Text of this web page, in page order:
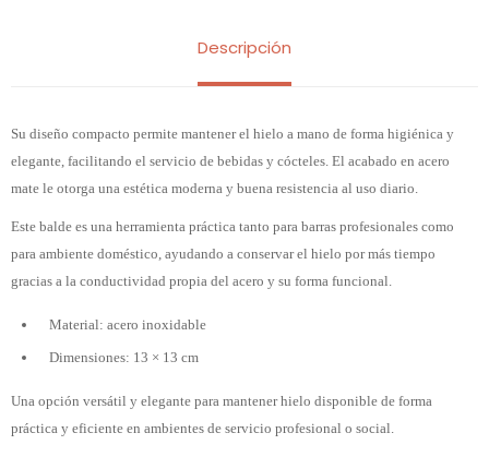
Descripción
Su diseño compacto permite mantener el hielo a mano de forma higiénica y
elegante, facilitando el servicio de bebidas y cócteles. El acabado en acero
mate le otorga una estética moderna y buena resistencia al uso diario.
Este balde es una herramienta práctica tanto para barras profesionales como
para ambiente doméstico, ayudando a conservar el hielo por más tiempo
gracias a la conductividad propia del acero y su forma funcional.
Material: acero inoxidable
Dimensiones: 13 × 13 cm
Una opción versátil y elegante para mantener hielo disponible de forma
práctica y eficiente en ambientes de servicio profesional o social.